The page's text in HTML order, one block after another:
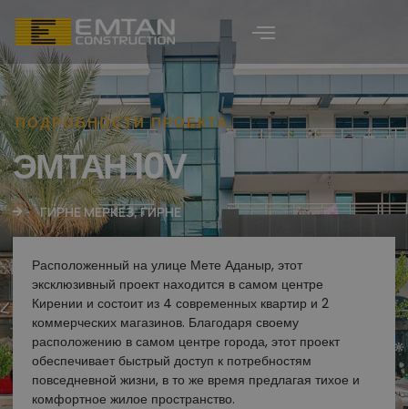
ПОДРОБНОСТИ ПРОЕКТА
ЭМТАН 10V
ГИРНЕ МЕРКЕЗ, ГИРНЕ
Расположенный на улице Мете Аданыр, этот
эксклюзивный проект находится в самом центре
Кирении и состоит из 4 современных квартир и 2
коммерческих магазинов. Благодаря своему
расположению в самом центре города, этот проект
обеспечивает быстрый доступ к потребностям
повседневной жизни, в то же время предлагая тихое и
комфортное жилое пространство.